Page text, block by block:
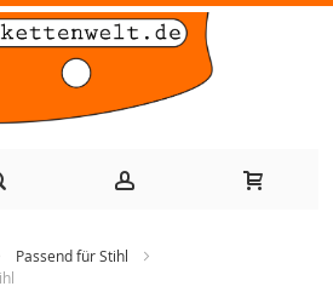
Passend für Stihl